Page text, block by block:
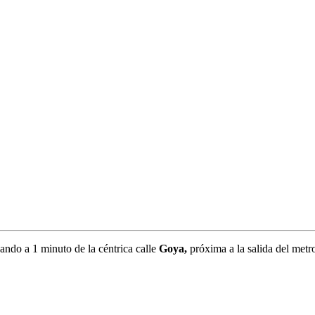
a 1 minuto de la céntrica calle Goya, próxima a la salida del